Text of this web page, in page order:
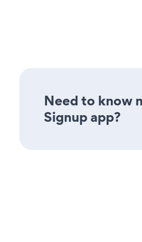
Need to know
Signup app?